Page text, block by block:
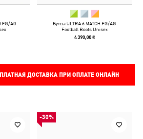
FG/AG
Бутсы ULTRA 6 MATCH FG/AG
Football Boots Unisex
4 390,00 ₴
ДОСТАВКА ПРИ ОПЛАТЕ ОНЛАЙН
-30%